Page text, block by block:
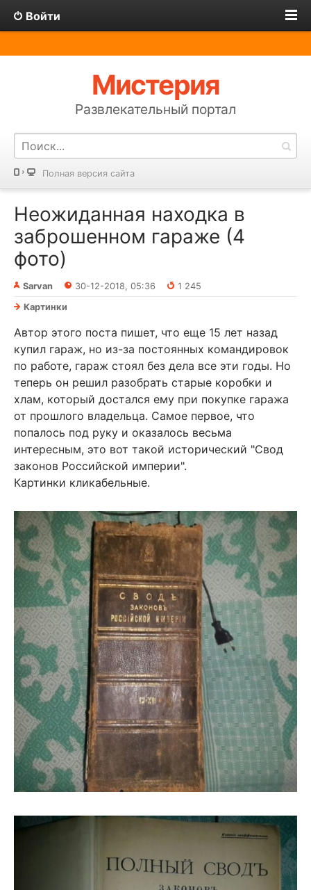
Войти
Мистерия
Развлекательный портал
Полная версия сайта
Неожиданная находка в
заброшенном гараже (4
фото)
Sarvan 30-12-2018, 05:36
1 245
Картинки
Автор этого поста пишет, что еще 15 лет назад
купил гараж, но из-за постоянных командировок
по работе, гараж стоял без дела все эти годы. Но
теперь он решил разобрать старые коробки и
хлам, который достался ему при покупке гаража
от прошлого владельца. Самое первое, что
попалось под руку и оказалось весьма
интересным, это вот такой исторический "Свод
законов Российской империи".
Картинки кликабельные.